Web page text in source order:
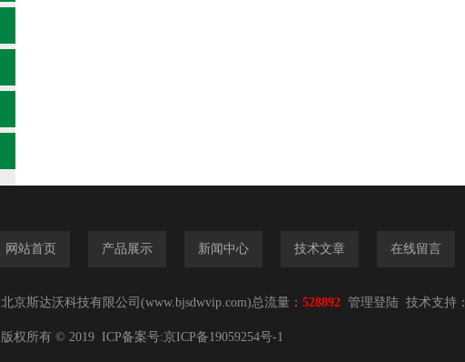
网站首页 产品展示 新闻中心 技术文章 在线留言
北京斯达沃科技有限公司(www.bjsdwvip.com)总流量： 528892 管理登陆 技术支持：
版权所有 © 2019 ICP备案号:京ICP备19059254号-1